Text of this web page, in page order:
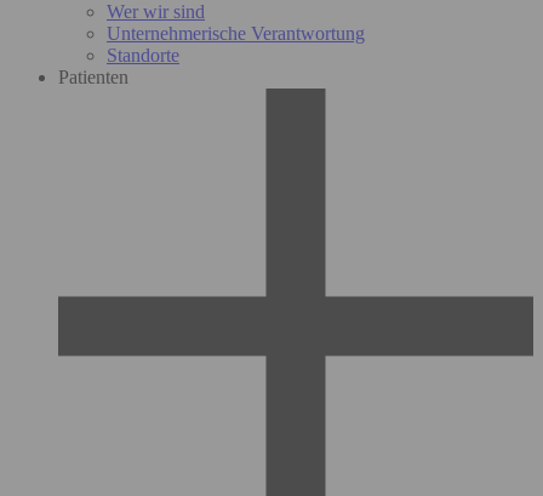
Wer wir sind
Unternehmerische Verantwortung
Standorte
Patienten